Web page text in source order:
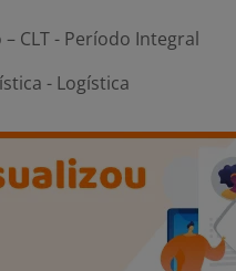
– CLT - Período Integral
- Logística